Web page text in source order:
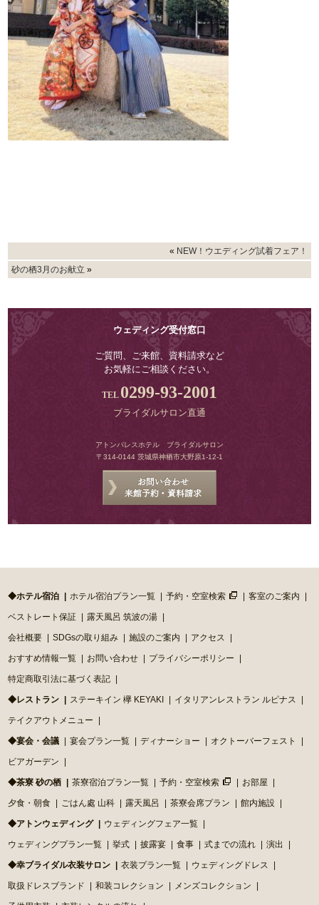
« NEW！ウエディング試着フェア！
砂の栖3月のお献立 »
ウェディング受付窓口
ご質問、ご来館、資料請求など
お気軽にご相談ください。
0299-93-2001
ブライダルサロン直通
アトンパレスホテル ブライダルサロン
〒314-0144 茨城県神栖市大野原1-12-1
◆ホテル宿泊 ホテル宿泊プラン一覧 予約・空室検索 客室のご案内
ベストレート保証 露天風呂 筑波の湯
会社概要 SDGsの取り組み 施設のご案内 アクセス
おすすめ情報一覧 お問い合わせ プライバシーポリシー
特定商取引法に基づく表記
◆レストラン ステーキイン 欅 KEYAKI イタリアンレストラン ルピナス
テイクアウトメニュー
◆宴会・会議 宴会プラン一覧 ディナーショー オクトーバーフェスト
ビアガーデン
◆茶寮 砂の栖 茶寮宿泊プラン一覧 予約・空室検索 お部屋
夕食・朝食 ごはん處 山科 露天風呂 茶寮会席プラン 館内施設
◆アトンウェディング ウェディングフェア一覧
ウェディングプラン一覧 挙式 披露宴 食事 式までの流れ 演出
◆幸ブライダル衣装サロン 衣装プラン一覧 ウェディングドレス
取扱ドレスブランド 和装コレクション メンズコレクション